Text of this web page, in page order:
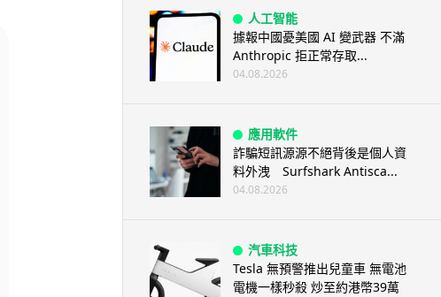
人工智能
據報中國憂美國 AI 變武器 不滿
Anthropic 拒正常存取...
04.08.2026
應用軟件
詐騙短訊源源不絕背後是個人資
料外洩 Surfshark Antisca...
04.08.2026
汽車科技
Tesla 無預警推出兒童車 無電池
電機一樣秒殺 炒至約港幣39萬